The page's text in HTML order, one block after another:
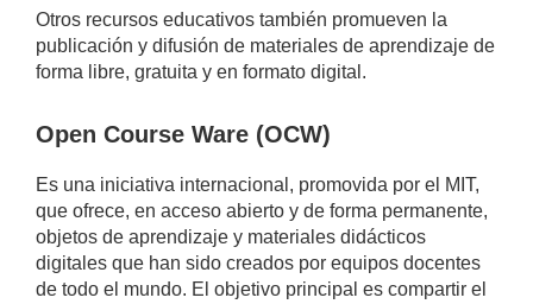
Otros recursos educativos también promueven la
publicación y difusión de materiales de aprendizaje de
forma libre, gratuita y en formato digital.
Open Course Ware (OCW)
Es una iniciativa internacional, promovida por el MIT,
que ofrece, en acceso abierto y de forma permanente,
objetos de aprendizaje y materiales didácticos
digitales que han sido creados por equipos docentes
de todo el mundo. El objetivo principal es compartir el